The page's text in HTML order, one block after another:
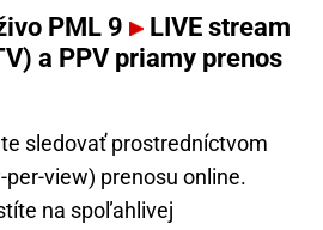
PML 9
LIVE stream
a PPV priamy prenos
sledovať prostredníctvom
view) prenosu online.
na spoľahlivej